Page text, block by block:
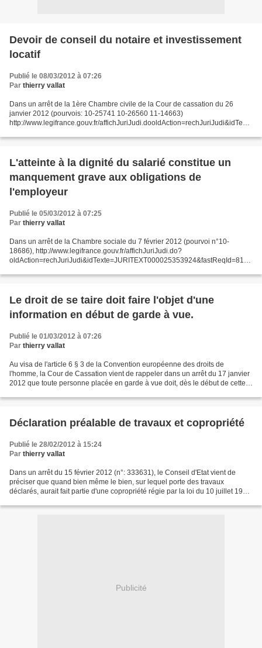
Devoir de conseil du notaire et investissement
locatif
Publié le 08/03/2012 à 07:26
Par thierry vallat
Dans un arrêt de la 1ère Chambre civile de la Cour de cassation du 26
janvier 2012 (pourvois: 10-25741 10-26560 11-14663)
http://www.legifrance.gouv.fr/affichJuriJudi.dooldAction=rechJuriJudi&idTexte
L'atteinte à la dignité du salarié constitue un
manquement grave aux obligations de
l'employeur
Publié le 05/03/2012 à 07:25
Par thierry vallat
Dans un arrêt de la Chambre sociale du 7 février 2012 (pourvoi n°10-
18686), http://www.legifrance.gouv.fr/affichJuriJudi.do?
oldAction=rechJuriJudi&idTexte=JURITEXT000025353924&fastReqId=8175
Le droit de se taire doit faire l'objet d'une
information en début de garde à vue.
Publié le 01/03/2012 à 07:26
Par thierry vallat
Au visa de l'article 6 § 3 de la Convention européenne des droits de
l'homme, la Cour de Cassation vient de rappeler dans un arrêt du 17 janvier
2012 que toute personne placée en garde à vue doit, dès le début de cette
Déclaration préalable de travaux et copropriété
Publié le 28/02/2012 à 15:24
Par thierry vallat
Dans un arrêt du 15 février 2012 (n°: 333631), le Conseil d'Etat vient de
préciser que quand bien même le bien, sur lequel porte des travaux
déclarés, aurait fait partie d'une copropriété régie par la loi du 10 juillet 1965
Publicité